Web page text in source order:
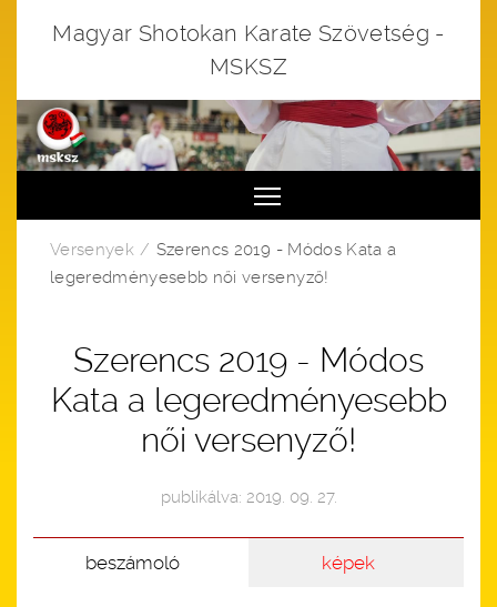
Magyar Shotokan Karate Szövetség -
MSKSZ
Versenyek
Szerencs 2019 - Módos Kata a
legeredményesebb női versenyző!
Szerencs 2019 - Módos
Kata a legeredményesebb
női versenyző!
publikálva: 2019. 09. 27.
beszámoló képek